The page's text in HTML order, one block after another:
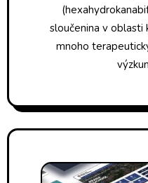
sloučenina v oblasti
mnoho